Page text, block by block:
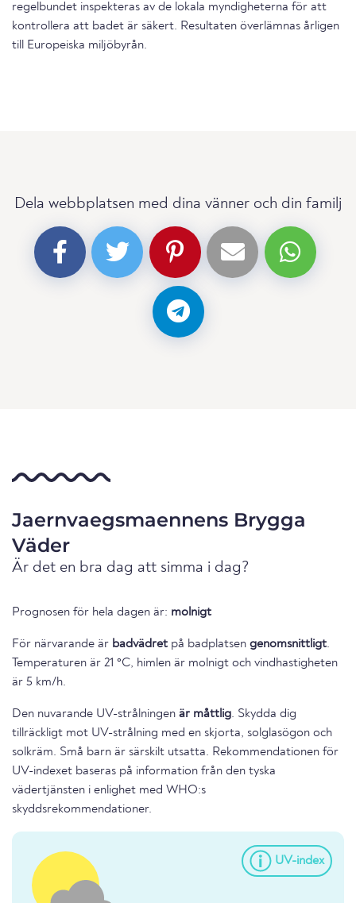
regelbundet inspekteras av de lokala myndigheterna för att
kontrollera att badet är säkert. Resultaten överlämnas årligen
till Europeiska miljöbyrån.
Dela webbplatsen med dina vänner och din familj
Jaernvaegsmaennens Brygga
Väder
Är det en bra dag att simma i dag?
Prognosen för hela dagen är: molnigt
För närvarande är badvädret på badplatsen genomsnittligt.
Temperaturen är 21 °C, himlen är molnigt och vindhastigheten
är 5 km/h.
Den nuvarande UV-strålningen är måttlig. Skydda dig
tillräckligt mot UV-strålning med en skjorta, solglasögon och
solkräm. Små barn är särskilt utsatta. Rekommendationen för
UV-indexet baseras på information från den tyska
vädertjänsten i enlighet med WHO:s
skyddsrekommendationer.
UV-index